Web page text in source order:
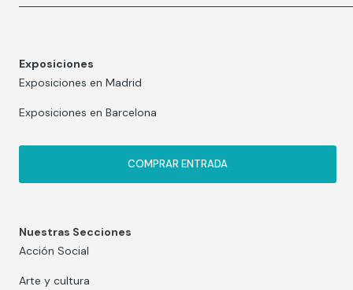
Exposiciones
Exposiciones en Madrid
Exposiciones en Barcelona
COMPRAR ENTRADA
Nuestras Secciones
Acción Social
Arte y cultura